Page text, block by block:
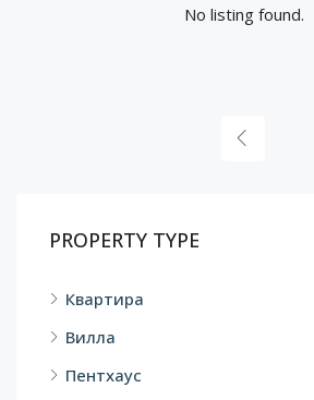
No listing found.
PROPERTY TYPE
Квартира
Вилла
Пентхаус